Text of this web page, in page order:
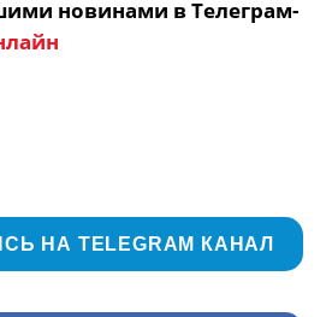
новинами в Телеграм-
НА TELEGRAM КАНАЛ